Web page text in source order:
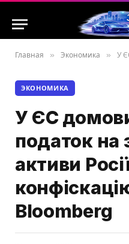
Главная » Экономика » У ЄС
ЭКОНОМИКА
У ЄС
податок на
активи
Bloomberg